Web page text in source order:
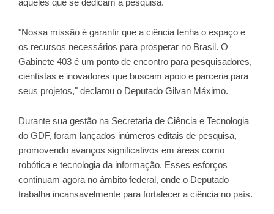
aqueles que se dedicam à pesquisa.
"Nossa missão é garantir que a ciência tenha o espaço e
os recursos necessários para prosperar no Brasil. O
Gabinete 403 é um ponto de encontro para pesquisadores,
cientistas e inovadores que buscam apoio e parceria para
seus projetos," declarou o Deputado Gilvan Máximo.
Durante sua gestão na Secretaria de Ciência e Tecnologia
do GDF, foram lançados inúmeros editais de pesquisa,
promovendo avanços significativos em áreas como
robótica e tecnologia da informação. Esses esforços
continuam agora no âmbito federal, onde o Deputado
trabalha incansavelmente para fortalecer a ciência no país.